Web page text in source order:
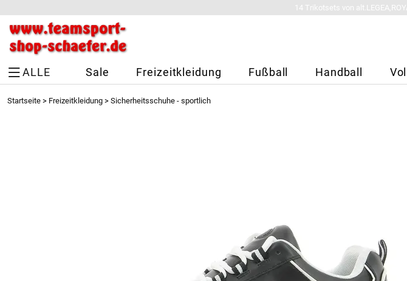
14 Trikotsets von
ALLE Sale Freizeitkleidung Fußball Handball
Startseite > Freizeitkleidung > Sicherheitsschuhe - sportlich